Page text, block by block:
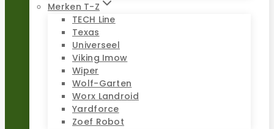
Merken T-Z
TECH Line
Texas
Universeel
Viking Imow
Wiper
Wolf-Garten
Worx Landroid
Yardforce
Zoef Robot